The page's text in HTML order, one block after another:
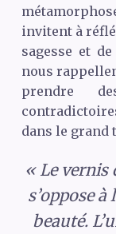
invitent à
sagesse et
nous
prendre
dans le grand
« Le vernis
s’oppose
beauté.